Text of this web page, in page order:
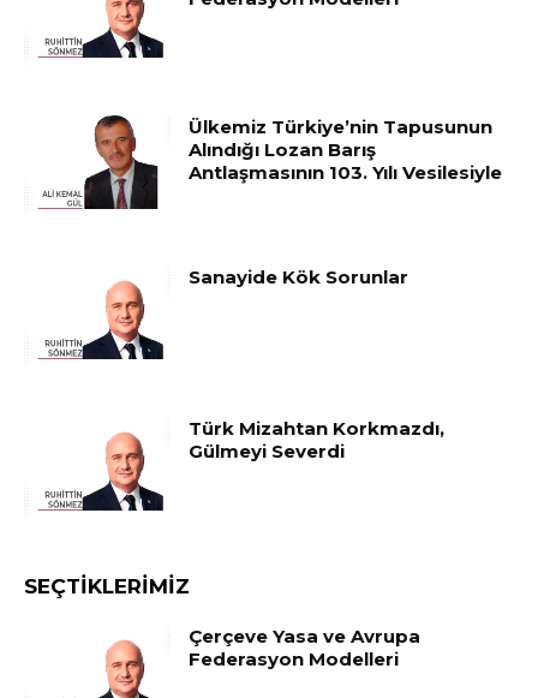
Ülkemiz Türkiye’nin Tapusunun
Alındığı Lozan Barış
Antlaşmasının 103. Yılı Vesilesiyle
Sanayide Kök Sorunlar
Türk Mizahtan Korkmazdı,
Gülmeyi Severdi
SEÇTIKLERIMIZ
Çerçeve Yasa ve Avrupa
Federasyon Modelleri